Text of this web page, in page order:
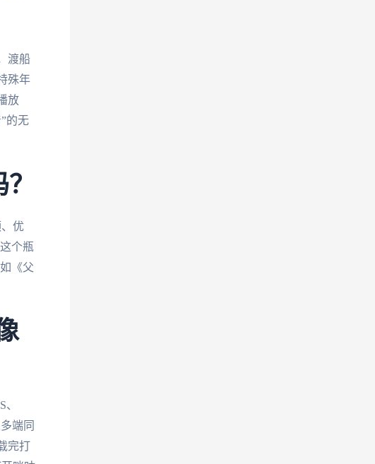
渡船
殊年
放
的无
优
个瓶
《父
端同
完打